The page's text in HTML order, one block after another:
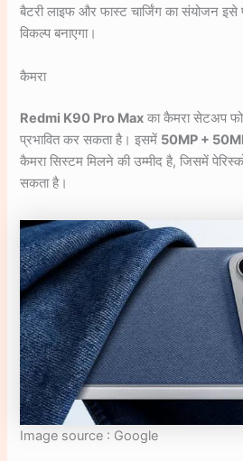
बैटरी लाइफ और फास्ट चार्जिंग का संयोजन
विकल्प बनाएगा।
कैमरा
Redmi K90 Pro Max का कैमरा सेटअप
प्रभावित कर सकता है। इसमें 50MP +
कैमरा सिस्टम मिलने की उम्मीद है, जिसमें
सकता है।
Image source : Google